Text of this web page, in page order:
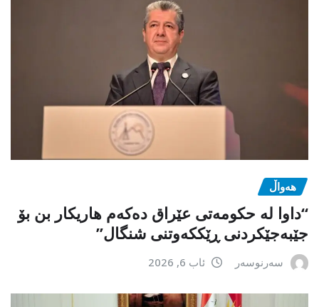
هەواڵ
“داوا لە حكومەتی عێراق دەكەم هاریكار بن بۆ
جێبەجێكردنی ڕێككەوتنی شنگال”
سەرنوسەر ئاب 6, 2026